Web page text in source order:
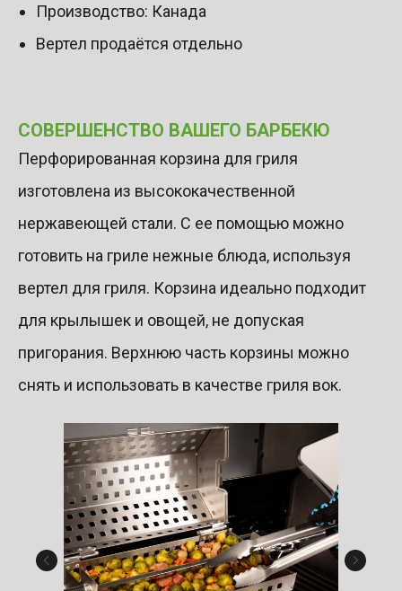
Производство: Канада
Вертел продаётся отдельно
СОВЕРШЕНСТВО ВАШЕГО БАРБЕКЮ
Перфорированная корзина для гриля
изготовлена ​​из высококачественной
нержавеющей стали. С ее помощью можно
готовить на гриле нежные блюда, используя
вертел для гриля. Корзина идеально подходит
для крылышек и овощей, не допуская
пригорания. Верхнюю часть корзины можно
снять и использовать в качестве гриля вок.